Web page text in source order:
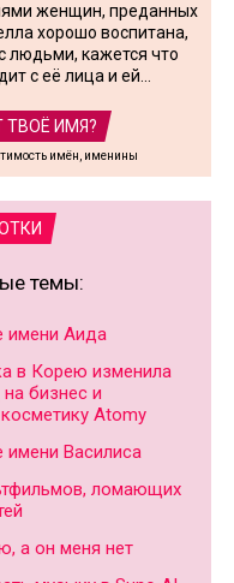
женщин, преданных
хорошо воспитана,
людьми, кажется что
с её лица и ей...
ТВОЁ ИМЯ?
имён, именины
темы:
имени Аида
в Корею изменила
бизнес и
Atomy
имени Василиса
ломающих
а он меня нет